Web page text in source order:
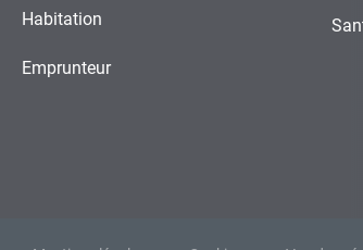
Habitation
Emprunteur